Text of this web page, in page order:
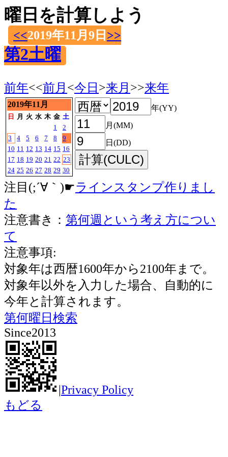
曜日を計算しよう
<<2019年11月9日 >>
第2土曜
前年<<前月 <今日 >来月 >>来年
2019年11月
日 月 火 水 木 金 土
1
2
3
4 5 6 7 8
9
10 11 12 13 14 15 16
17 18 19 20 21 22 23
24 25 26 27 28 29 30
年(YY)
月(MM)
日(DD)
注目(;´∀｀)☛ラインスタンプ作りまし
た
注意書き： 第何週という考え方につい
て
注意事項:
対象年は西暦1600年から2100年まで。
対象年以外を入力した場合、自動的に
今年と計算されます。
第何曜日検索
Since2013
|Privacy Policy
もどる